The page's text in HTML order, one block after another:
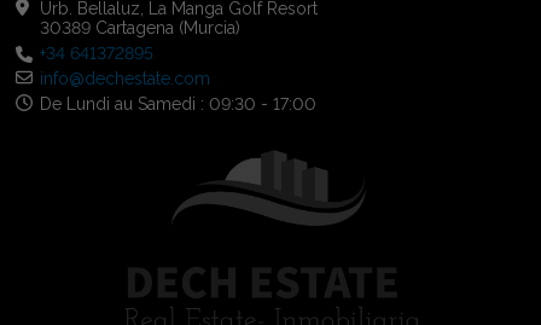
Urb. Bellaluz, La Manga Golf Resort
30389 Cartagena (Murcia)
+34 641372895
info@dechestate.com
De Lundi au Samedi : 09:30 - 17:00